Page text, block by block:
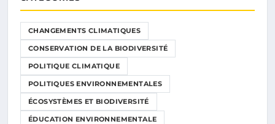
CHANGEMENTS CLIMATIQUES
CONSERVATION DE LA BIODIVERSITÉ
POLITIQUE CLIMATIQUE
POLITIQUES ENVIRONNEMENTALES
ÉCOSYSTÈMES ET BIODIVERSITÉ
ÉDUCATION ENVIRONNEMENTALE